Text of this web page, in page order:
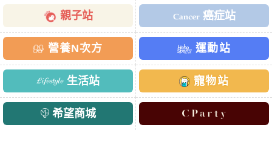
親子站 癌症站
營養N次方 運動站
生活站 寵物站
希望商城